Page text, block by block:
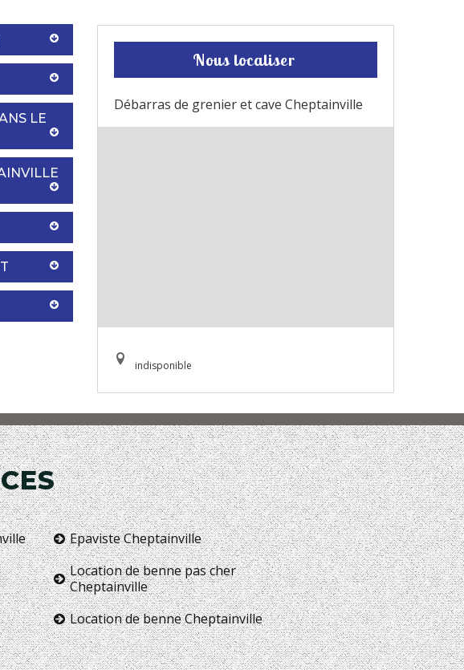
LE
Nous localiser
Débarras de grenier et cave Cheptainville
indisponible
Epaviste Cheptainville
Location de benne pas cher
Cheptainville
Location de benne Cheptainville